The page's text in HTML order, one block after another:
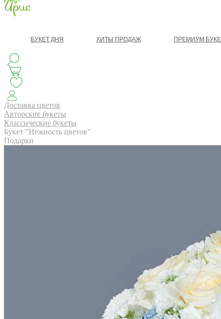
БУКЕТ ДНЯ ХИТЫ ПРОДАЖ ПРЕМИУМ
АВТОРСКИЕ БУКЕТЫ
Доставка цветов
Авторские букеты
Классические букеты
Букет "Нежность цветов"
Подарки